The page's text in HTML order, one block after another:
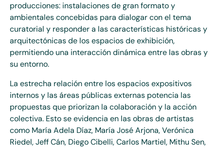
producciones: instalaciones de gran formato y
ambientales concebidas para dialogar con el tema
curatorial y responder a las características históricas y
arquitectónicas de los espacios de exhibición,
permitiendo una interacción dinámica entre las obras y
su entorno.
La estrecha relación entre los espacios expositivos
internos y las áreas públicas externas potencia las
propuestas que priorizan la colaboración y la acción
colectiva. Esto se evidencia en las obras de artistas
como María Adela Díaz, María José Arjona, Verónica
Riedel, Jeff Cán, Diego Cibelli, Carlos Martiel, Mithu Sen,